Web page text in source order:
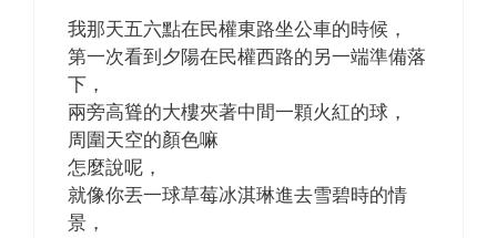
我那天五六點在民權東路坐公車的時候，
第一次看到夕陽在民權西路的另一端準備落
下，
兩旁高聳的大樓夾著中間一顆火紅的球，
周圍天空的顏色嘛
怎麼說呢，
就像你丟一球草莓冰淇琳進去雪碧時的情
景，